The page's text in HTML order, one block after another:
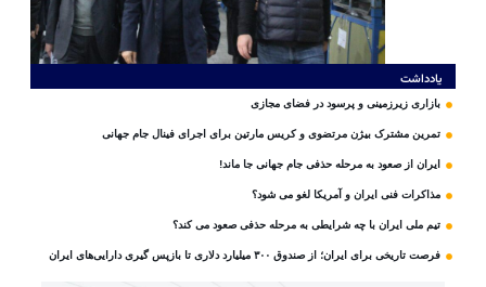
یادداشت
بازاری زیرزمینی و پرسود در فضای مجازی
تمرین مشترک بیژن مرتضوی و کریس مارتین برای اجرای فینال جام جهانی
ایران از صعود به مرحله حذفی جام جهانی جا ماند!
مذاکرات فنی ایران و آمریکا لغو می شود؟
تیم ملی ایران با چه شرایطی به مرحله حذفی صعود می کند؟
فرصت تاریخی برای ایران؛ از صندوق ۳۰۰ میلیارد دلاری تا بازپس گیری دارایی‌های ایران